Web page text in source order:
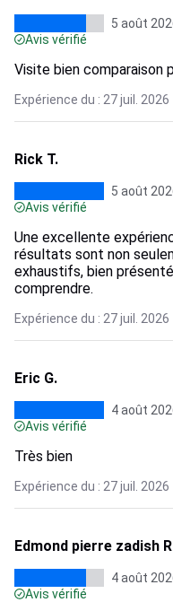
5 août
Avis vérifié
Visite bien comparaison
Expérience du : 27 juil. 2026
Rick T.
5 août
Avis vérifié
Une excellente
résultats sont non
exhaustifs, bien
comprendre.
Expérience du : 27 juil. 2026
Eric G.
4 août
Avis vérifié
Très bien
Expérience du : 27 juil. 2026
Edmond pierre zadish
4 août
Avis vérifié